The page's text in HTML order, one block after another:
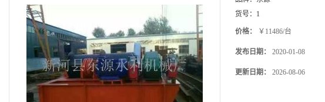
货号： 1
价格： ￥11486/台
发布日期： 2020-01-08
更新日期： 2026-08-06